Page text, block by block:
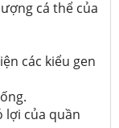
cá thể của
các kiểu gen
lợi của quần